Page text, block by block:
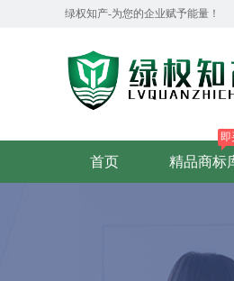
绿权知产-为您的企业赋予能量！
首页 精品商标
即